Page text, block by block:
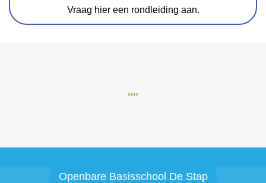
Vraag hier een rondleiding aan.
""
Openbare Basisschool De Stap